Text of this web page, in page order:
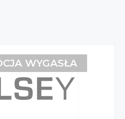
WYGASŁA